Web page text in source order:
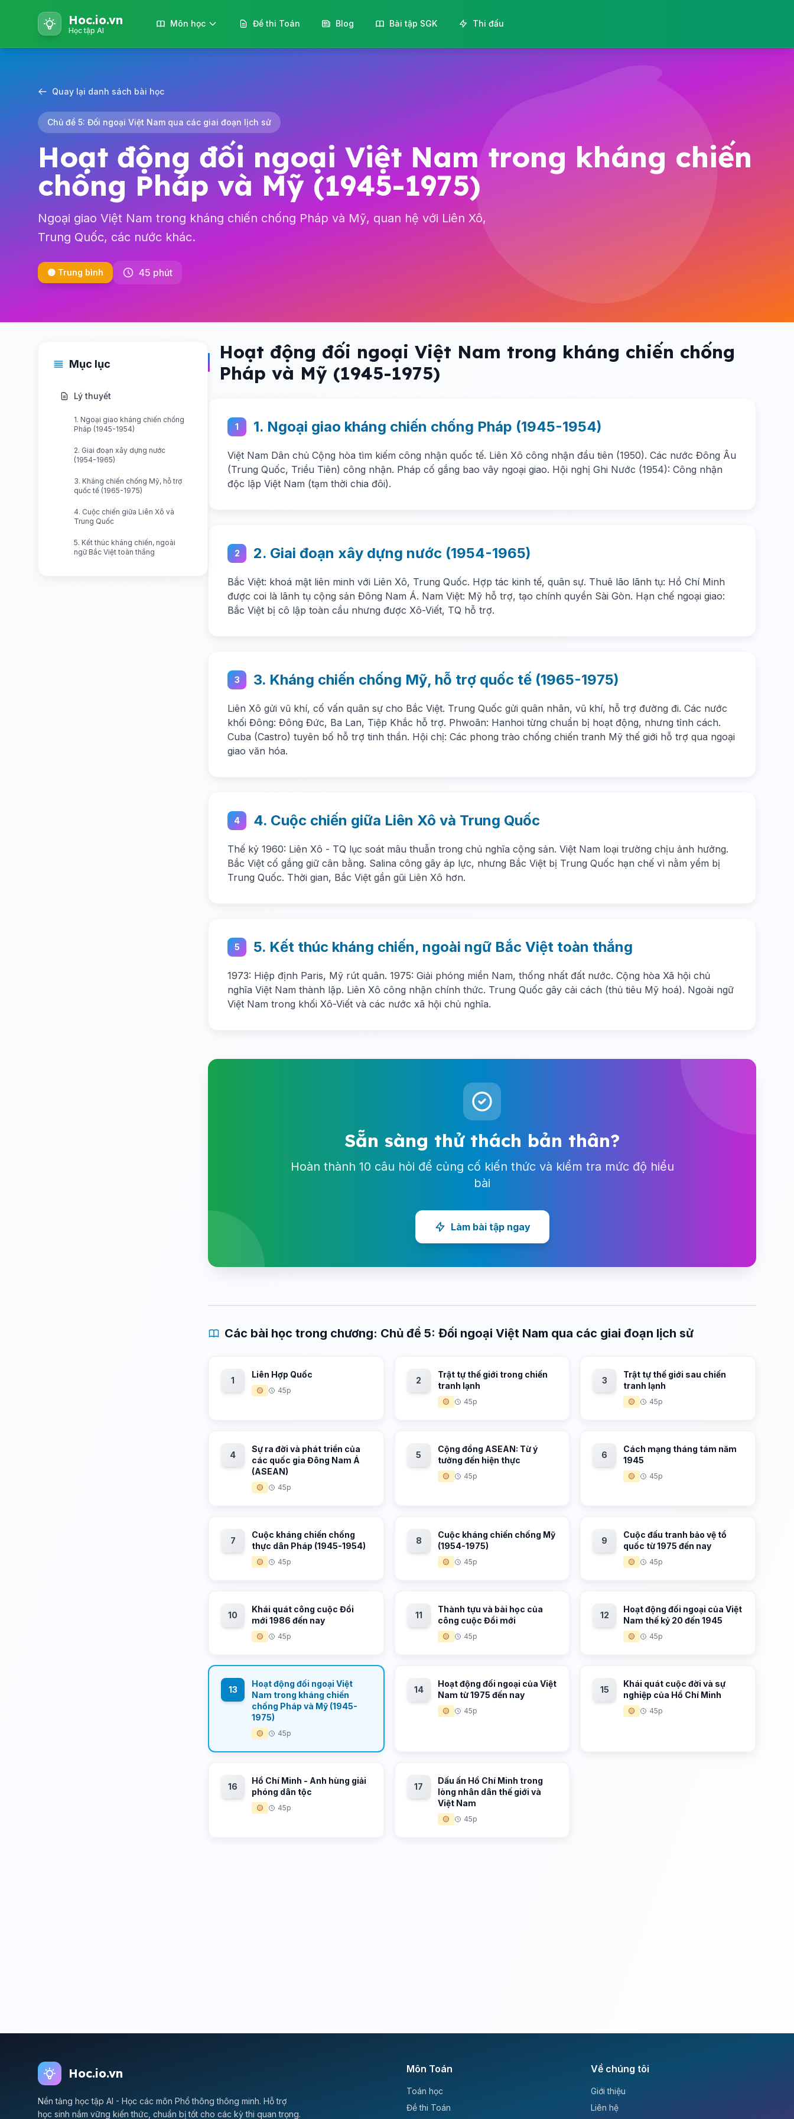
Hoc.io.vn
Học tập AI
Môn học Đề thi Toán Blog Bài tập SGK Thi đấu
Quay lại danh sách bài học
Chủ đề 5: Đối ngoại Việt Nam qua các giai đoạn lịch sử
Hoạt động đối ngoại Việt Nam trong kháng chiến
chống Pháp và Mỹ (1945-1975)
Ngoại giao Việt Nam trong kháng chiến chống Pháp và Mỹ, quan hệ với Liên Xô,
Trung Quốc, các nước khác.
🟡 Trung bình 45 phút
Mục lục
Lý thuyết
1. Ngoại giao kháng chiến chống
Pháp (1945-1954)
2. Giai đoạn xây dựng nước
(1954-1965)
3. Kháng chiến chống Mỹ, hỗ trợ
quốc tế (1965-1975)
4. Cuộc chiến giữa Liên Xô và
Trung Quốc
5. Kết thúc kháng chiến, ngoài
ngữ Bắc Việt toàn thắng
Hoạt động đối ngoại Việt Nam trong kháng chiến chống
Pháp và Mỹ (1945-1975)
1 1. Ngoại giao kháng chiến chống Pháp (1945-1954)
Việt Nam Dân chủ Cộng hòa tìm kiếm công nhận quốc tế. Liên Xô công nhận đầu tiên (1950). Các nước Đông Âu
(Trung Quốc, Triều Tiên) công nhận. Pháp cố gắng bao vây ngoại giao. Hội nghị Ghi Nước (1954): Công nhận
độc lập Việt Nam (tạm thời chia đôi).
2 2. Giai đoạn xây dựng nước (1954-1965)
Bắc Việt: khoá mật liên minh với Liên Xô, Trung Quốc. Hợp tác kinh tế, quân sự. Thuê lão lãnh tụ: Hồ Chí Minh
được coi là lãnh tụ cộng sản Đông Nam Á. Nam Việt: Mỹ hỗ trợ, tạo chính quyền Sài Gòn. Hạn chế ngoại giao:
Bắc Việt bị cô lập toàn cầu nhưng được Xô-Viết, TQ hỗ trợ.
3 3. Kháng chiến chống Mỹ, hỗ trợ quốc tế (1965-1975)
Liên Xô gửi vũ khí, cố vấn quân sự cho Bắc Việt. Trung Quốc gửi quân nhân, vũ khí, hỗ trợ đường đi. Các nước
khối Đông: Đông Đức, Ba Lan, Tiệp Khắc hỗ trợ. Phwoãn: Hanhoi từng chuẩn bị hoạt động, nhưng tỉnh cách.
Cuba (Castro) tuyên bố hỗ trợ tinh thần. Hội chị: Các phong trào chống chiến tranh Mỹ thế giới hỗ trợ qua ngoại
giao văn hóa.
4 4. Cuộc chiến giữa Liên Xô và Trung Quốc
Thế kỷ 1960: Liên Xô - TQ lục soát mâu thuẫn trong chủ nghĩa cộng sản. Việt Nam loại trường chịu ảnh hưởng.
Bắc Việt cố gắng giữ cân bằng. Salina công gây áp lực, nhưng Bắc Việt bị Trung Quốc hạn chế vì nằm yểm bị
Trung Quốc. Thời gian, Bắc Việt gần gũi Liên Xô hơn.
5 5. Kết thúc kháng chiến, ngoài ngữ Bắc Việt toàn thắng
1973: Hiệp định Paris, Mỹ rút quân. 1975: Giải phóng miền Nam, thống nhất đất nước. Cộng hòa Xã hội chủ
nghĩa Việt Nam thành lập. Liên Xô công nhận chính thức. Trung Quốc gây cải cách (thủ tiêu Mỹ hoá). Ngoài ngữ
Việt Nam trong khối Xô-Viết và các nước xã hội chủ nghĩa.
Sẵn sàng thử thách bản thân?
Hoàn thành 10 câu hỏi để củng cố kiến thức và kiểm tra mức độ hiểu
bài
Làm bài tập ngay
Các bài học trong chương: Chủ đề 5: Đối ngoại Việt Nam qua các giai đoạn lịch sử
1
Liên Hợp Quốc
🟡 45p
2
Trật tự thế giới trong chiến
tranh lạnh
🟡 45p
3
Trật tự thế giới sau chiến
tranh lạnh
🟡 45p
4
Sự ra đời và phát triển của
các quốc gia Đông Nam Á
(ASEAN)
🟡 45p
5
Cộng đồng ASEAN: Từ ý
tưởng đến hiện thực
🟡 45p
6
Cách mạng tháng tám năm
1945
🟡 45p
7
Cuộc kháng chiến chống
thực dân Pháp (1945-1954)
🟡 45p
8
Cuộc kháng chiến chống Mỹ
(1954-1975)
🟡 45p
9
Cuộc đấu tranh bảo vệ tổ
quốc từ 1975 đến nay
🟡 45p
10
Khái quát công cuộc Đổi
mới 1986 đến nay
🟡 45p
11
Thành tựu và bài học của
công cuộc Đổi mới
🟡 45p
12
Hoạt động đối ngoại của Việt
Nam thế kỷ 20 đến 1945
🟡 45p
13
Hoạt động đối ngoại Việt
Nam trong kháng chiến
chống Pháp và Mỹ (1945-
1975)
🟡 45p
14
Hoạt động đối ngoại của Việt
Nam từ 1975 đến nay
🟡 45p
15
Khái quát cuộc đời và sự
nghiệp của Hồ Chí Minh
🟡 45p
16
Hồ Chí Minh - Anh hùng giải
phóng dân tộc
🟡 45p
17
Dấu ấn Hồ Chí Minh trong
lòng nhân dân thế giới và
Việt Nam
🟡 45p
Hoc.io.vn
Nền tảng học tập AI - Học các môn Phổ thông thông minh. Hỗ trợ
học sinh nắm vững kiến thức, chuẩn bị tốt cho các kỳ thi quan trọng.
Môn Toán
Toán học
Đề thi Toán
Về chúng tôi
Giới thiệu
Liên hệ